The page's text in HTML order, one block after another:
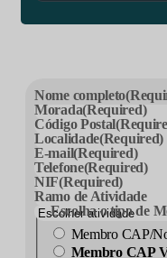
Nome completo
Morada(Required)
Código Postal
Localidade(Required)
E-mail(Required)
Telefone(Required)
NIF(Required)
Ramo de Atividade
Escolha o tipo de
Membro CAP/
Membro CAP